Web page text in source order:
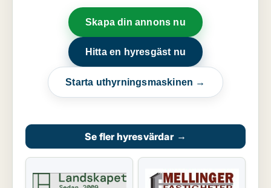
Skapa din annons nu
Hitta en hyresgäst nu
Starta uthyrningsmaskinen →
Se fler hyresvärdar →